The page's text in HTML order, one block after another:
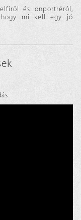
és önportréról,
hogy mi kell egy jó